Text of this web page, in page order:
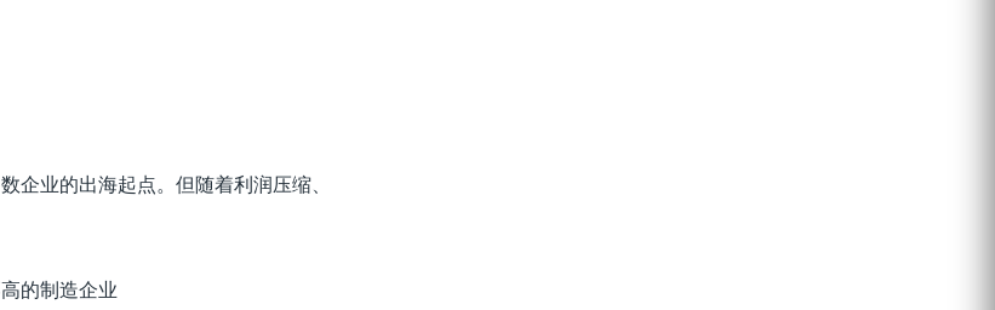
企业的出海起点。但随着利润压缩、
的制造企业